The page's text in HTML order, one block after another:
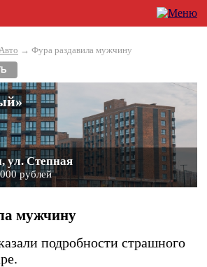
→ Фура раздавила мужчину
ул. Степная
рублей
мужчину
подробности страшного